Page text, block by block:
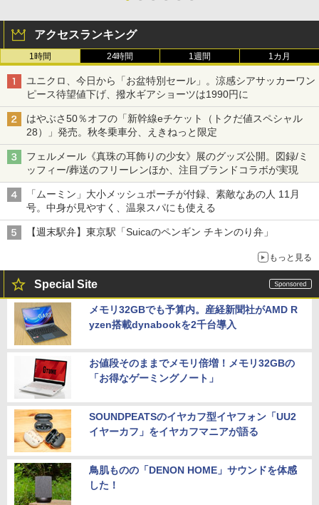
アクセスランキング
1時間 24時間 1週間 1カ月
ユニクロ、今日から「お盆特別セール」。涼感シアサッカーワン
ピース待望値下げ、撥水ギアショーツは1990円に
はやぶさ50％オフの「新幹線eチケット（トクだ値スペシャル
28）」発売。秋冬乗車分、えきねっと限定
フェルメール《真珠の耳飾りの少女》展のグッズ公開。図録/ミ
ッフィー/葬送のフリーレンほか、注目ブランドコラボが実現
「ムーミン」大小メッシュポーチが付録、素敵なあの人 11月
号。中身が見やすく、温泉スパにも使える
【週末駅弁】東京駅「Suicaのペンギン チキンのり弁」
もっと見る
Special Site
メモリ32GBでも予算内。産経新聞社がAMD R
yzen搭載dynabookを2千台導入
お値段そのままでメモリ倍増！メモリ32GBの
「お得なゲーミングノート」
SOUNDPEATSのイヤカフ型イヤフォン「UU2
イヤーカフ」をイヤカフマニアが語る
鳥肌ものの「DENON HOME」サウンドを体感
した！